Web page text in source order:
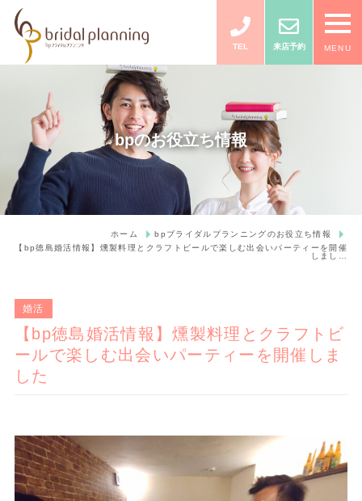
TEL 来店予約 MENU
bpのお役立ち情報
ホーム
bpブライダルプランニングのお役立ち情報
【bp徳島婚活情報】燻製料理とクラフトビールで楽しむ出会いパーティーを開催
しまし…
婚活
【bp徳島婚活情報】燻製料理とクラフトビ
ールで楽しむ出会いパーティーを開催しま
した